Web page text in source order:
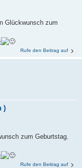
Glückwunsch zum
Rufe den Beitrag auf
)
zum Geburtstag.
Rufe den Beitrag auf